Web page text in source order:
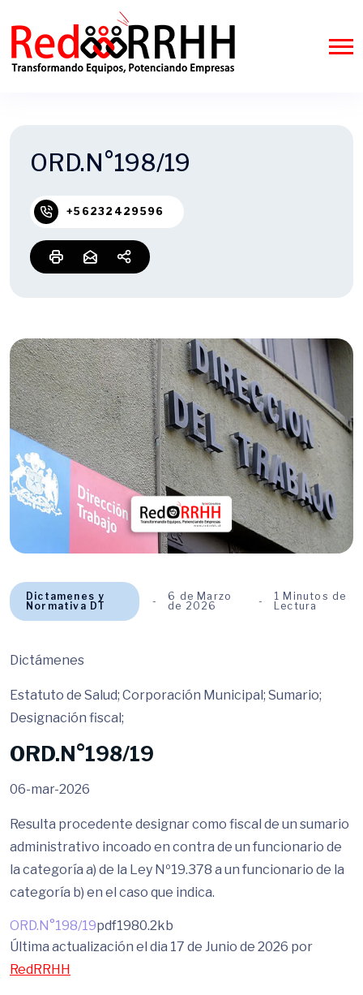
ORD.N°198/19
+56232429596
Dictamenes y
Normativa DT
6 de Marzo
de 2026
1 Minutos de
Lectura
Dictámenes
Estatuto de Salud; Corporación Municipal; Sumario;
Designación fiscal;
ORD.N°198/19
06-mar-2026
Resulta procedente designar como fiscal de un sumario
administrativo incoado en contra de un funcionario de
la categoría a) de la Ley Nº19.378 a un funcionario de la
categoría b) en el caso que indica.
ORD.N°198/19pdf1980.2kb
Última actualización el dia 17 de Junio de 2026 por
RedRRHH